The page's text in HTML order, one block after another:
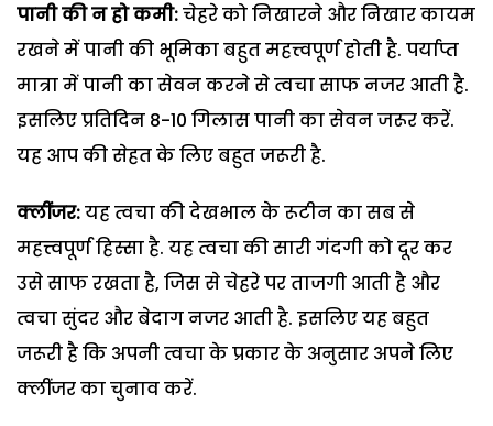
पानी की न हो कमी:चेहरे को निखारने और निखार कायम
रखने में पानी की भूमिका बहुत महत्त्वपूर्ण होती है. पर्याप्त
मात्रा में पानी का सेवन करने से त्वचा साफ नजर आती है.
इसलिए प्रतिदिन 8-10 गिलास पानी का सेवन जरूर करें.
यह आप की सेहत के लिए बहुत जरूरी है.
क्लींजर:यह त्वचा की देखभाल के रूटीन का सब से
महत्त्वपूर्ण हिस्सा है. यह त्वचा की सारी गंदगी को दूर कर
उसे साफ रखता है, जिस से चेहरे पर ताजगी आती है और
त्वचा सुंदर और बेदाग नजर आती है. इसलिए यह बहुत
जरूरी है कि अपनी त्वचा के प्रकार के अनुसार अपने लिए
क्लींजर का चुनाव करें.